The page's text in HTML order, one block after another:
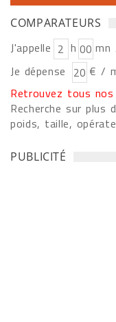
COMPARATEURS
J'appelle h
mn
Je dépense
€ /
Retrouvez tous
Recherche sur plus
poids, taille,
PUBLICITÉ